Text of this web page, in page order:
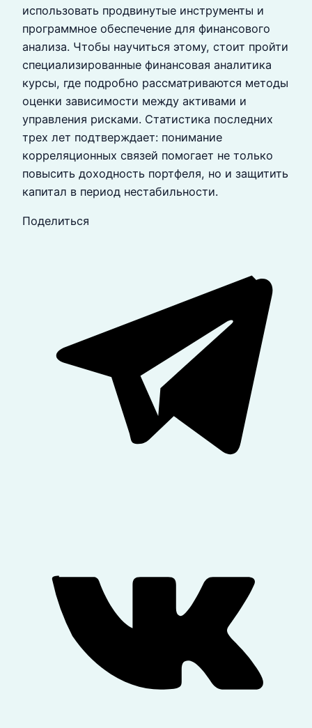
использовать продвинутые инструменты и
программное обеспечение для финансового
анализа. Чтобы научиться этому, стоит пройти
специализированные финансовая аналитика
курсы, где подробно рассматриваются методы
оценки зависимости между активами и
управления рисками. Статистика последних
трех лет подтверждает: понимание
корреляционных связей помогает не только
повысить доходность портфеля, но и защитить
капитал в период нестабильности.
Поделиться